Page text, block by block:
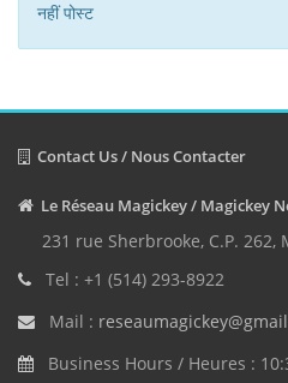
नहीं पोस्ट
Contact Us / Nous Contacter
Le Réseau Magickey / Magickey
231 rue Sherbrooke, C.P. 262,
Tel : +1 (514) 293-8922
Mail :
Business Hours / Heures :